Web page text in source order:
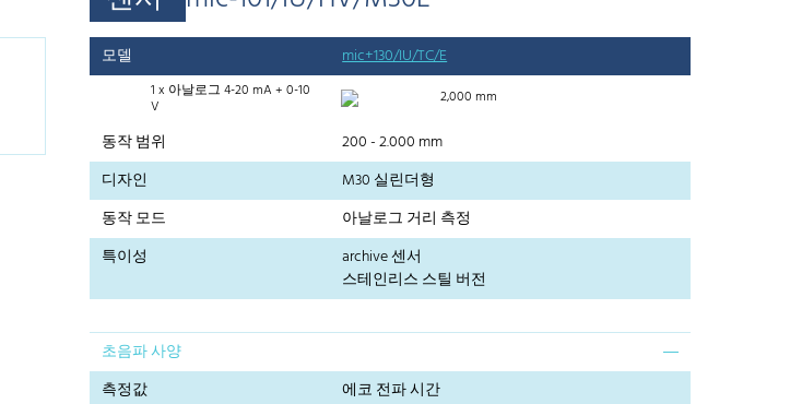
모델 mic+130/IU/TC/E
1 x 아날로그 4-20 mA + 0-10
V 2,000 mm
동작 범위
200 - 2.000 mm
디자인
M30 실린더형
동작 모드
아날로그 거리 측정
특이성
archive 센서
스테인리스 스틸 버전
초음파 사양
측정값
에코 전파 시간